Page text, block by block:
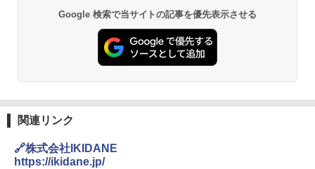
PYKES PEAK (パイクスピーク) 着替えテン
ト プライバシー テント 【中が透けない】 1
人用 折りたたみ 防災グッズ 災害用トイレ ビ
ーチ ピクニック ポップアップテント 携帯 簡
ENDLESS BASE 《めざましテレビで紹介》
テント ワンタッチ RENEW 幅200 2-3人用 43
GRANDOOR ステンレス保冷剤 2個セット 2
026リニューアル 急速冷凍 空間倍増 衛生的
コンパクト 保冷力長持ち
￥2,980
秒）射程5～10m 安全ロック搭載 携帯収納袋
付き ヒグマ・イノシシ対策 自治体・教育機
Google 検索で当サイトの記事を優先表示させる
関連リンク
🔗株式会社IKIDANE
https://ikidane.jp/